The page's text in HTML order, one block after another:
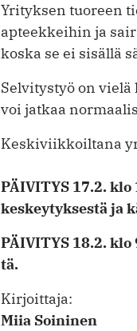
Yrityksen tuoreen
apteekkeihin ja
koska se ei sisällä
Selvitystyö on
voi jatkaa
Kes­ki­viik­koil­ta­na
PÄIVITYS 17.2.
keskeytyksestä ja
PÄI­VI­TYS 18.2. klo
tä.
Kirjoittaja:
Miia Soininen